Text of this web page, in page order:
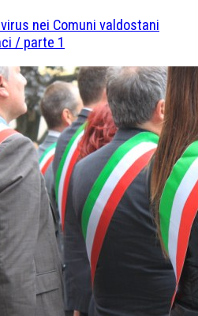
nei Comuni valdostani
/ parte 1